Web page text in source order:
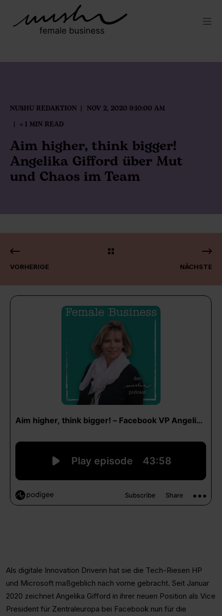
NUSHU REDAKTION
NOV 2, 2020 9:10:00 AM
< 1 MIN READ
Aim higher, think bigger!
Angelika Gifford über Mut
und Chaos im Team
VORHERIGE NÄCHSTE
Als digitale Innovation Driverin hat sie die Tech-Riesen HP
und Microsoft maßgeblich nach vorne gebracht. Seit Januar
2020 zeichnet Angelika Gifford in ihrer neuen Position als Vice
President für Zentraleuropa bei Facebook nun für die